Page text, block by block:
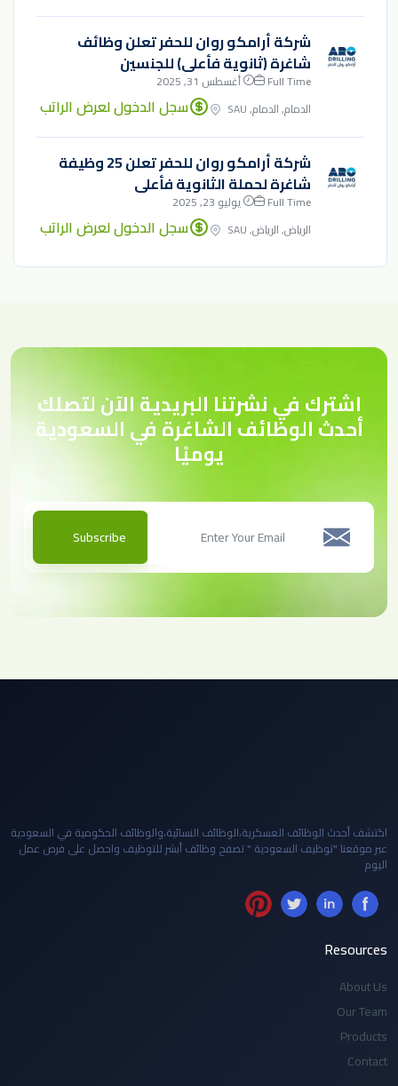
شركة أرامكو روان للحفر تعلن وظائف
شاغرة (ثانوية فأعلى) للجنسين
Full Time
أغسطس 31, 2025
الدمام, الدمام, SAU
سجل الدخول لعرض الراتب
شركة أرامكو روان للحفر تعلن 25 وظيفة
شاغرة لحملة الثانوية فأعلى
Full Time
يوليو 23, 2025
الرياض, الرياض, SAU
سجل الدخول لعرض الراتب
اشترك في نشرتنا البريدية الآن لتصلك
أحدث الوظائف الشاغرة في السعودية
يوميًا
Subscribe
اكتشف أحدث الوظائف العسكرية،الوظائف النسائية،والوظائف الحكومية في السعودية
عبر موقعنا "توظيف السعودية " تصفح وظائف أبشر للتوظيف واحصل على فرص عمل
اليوم
Resources
About Us
Our Team
Products
Contact